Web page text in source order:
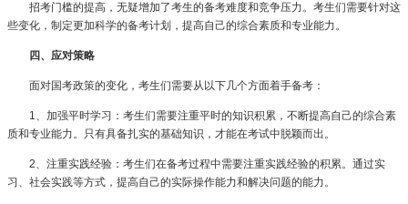
招考门槛的提高，无疑增加了考生的备考难度和竞争压力。考生们需要针对这
些变化，制定更加科学的备考计划，提高自己的综合素质和专业能力。
四、应对策略
面对国考政策的变化，考生们需要从以下几个方面着手备考：
1、加强平时学习：考生们需要注重平时的知识积累，不断提高自己的综合素
质和专业能力。只有具备扎实的基础知识，才能在考试中脱颖而出。
2、注重实践经验：考生们在备考过程中需要注重实践经验的积累。通过实
习、社会实践等方式，提高自己的实际操作能力和解决问题的能力。